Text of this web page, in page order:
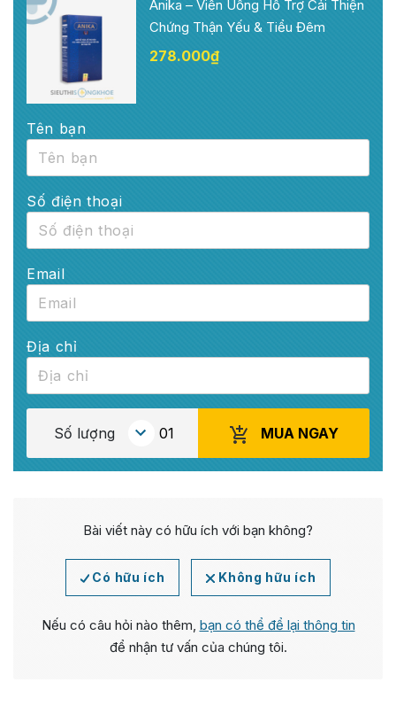
Anika – Viên Uống Hỗ Trợ Cải Thiện
Chứng Thận Yếu & Tiểu Đêm
278.000₫
Tên bạn
Số điện thoại
Email
Địa chỉ
Số lượng MUA NGAY
Bài viết này có hữu ích với bạn không?
Có hữu ích Không hữu ích
Nếu có câu hỏi nào thêm, bạn có thể để lại thông tin
để nhận tư vấn của chúng tôi.